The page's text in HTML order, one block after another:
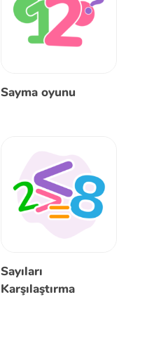
Sayma oyunu
Sayıları
Karşılaştırma